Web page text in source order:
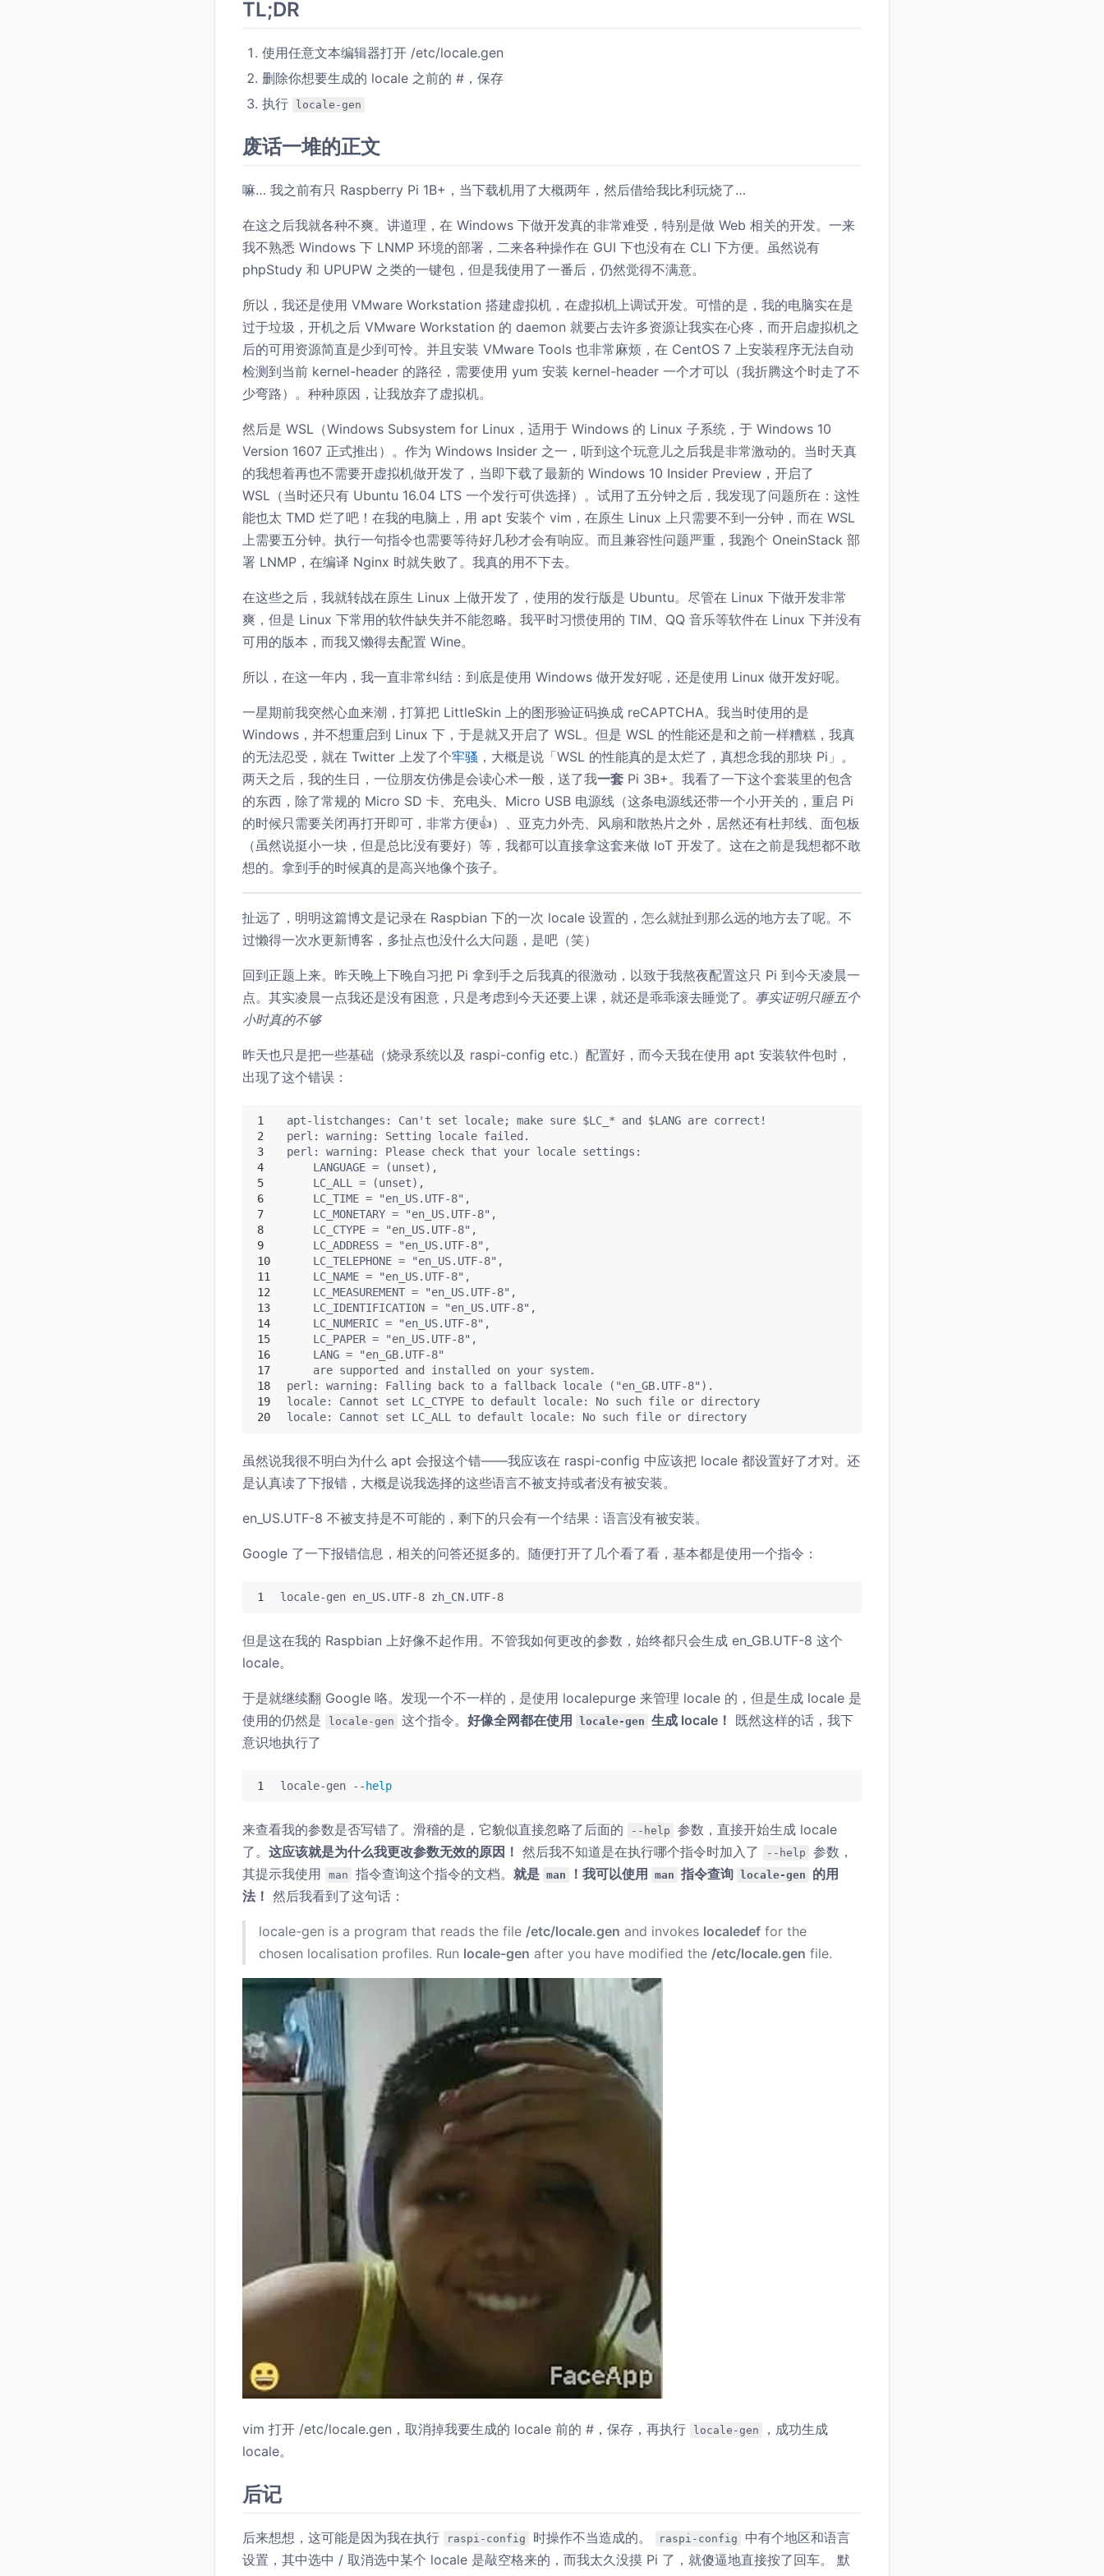
TL;DR
使用任意文本编辑器打开 /etc/locale.gen
删除你想要生成的 locale 之前的 #，保存
执行
locale-gen
废话一堆的正文
嘛… 我之前有只 Raspberry Pi 1B+，当下载机用了大概两年，然后借给我比利玩烧了…
在这之后我就各种不爽。讲道理，在 Windows 下做开发真的非常难受，特别是做 Web 相关的开发。一来
我不熟悉 Windows 下 LNMP 环境的部署，二来各种操作在 GUI 下也没有在 CLI 下方便。虽然说有
phpStudy 和 UPUPW 之类的一键包，但是我使用了一番后，仍然觉得不满意。
所以，我还是使用 VMware Workstation 搭建虚拟机，在虚拟机上调试开发。可惜的是，我的电脑实在是
过于垃圾，开机之后 VMware Workstation 的 daemon 就要占去许多资源让我实在心疼，而开启虚拟机之
后的可用资源简直是少到可怜。并且安装 VMware Tools 也非常麻烦，在 CentOS 7 上安装程序无法自动
检测到当前 kernel-header 的路径，需要使用 yum 安装 kernel-header 一个才可以（我折腾这个时走了不
少弯路）。种种原因，让我放弃了虚拟机。
然后是 WSL（Windows Subsystem for Linux，适用于 Windows 的 Linux 子系统，于 Windows 10
Version 1607 正式推出）。作为 Windows Insider 之一，听到这个玩意儿之后我是非常激动的。当时天真
的我想着再也不需要开虚拟机做开发了，当即下载了最新的 Windows 10 Insider Preview，开启了
WSL（当时还只有 Ubuntu 16.04 LTS 一个发行可供选择）。试用了五分钟之后，我发现了问题所在：这性
能也太 TMD 烂了吧！在我的电脑上，用 apt 安装个 vim，在原生 Linux 上只需要不到一分钟，而在 WSL
上需要五分钟。执行一句指令也需要等待好几秒才会有响应。而且兼容性问题严重，我跑个 OneinStack 部
署 LNMP，在编译 Nginx 时就失败了。我真的用不下去。
在这些之后，我就转战在原生 Linux 上做开发了，使用的发行版是 Ubuntu。尽管在 Linux 下做开发非常
爽，但是 Linux 下常用的软件缺失并不能忽略。我平时习惯使用的 TIM、QQ 音乐等软件在 Linux 下并没有
可用的版本，而我又懒得去配置 Wine。
所以，在这一年内，我一直非常纠结：到底是使用 Windows 做开发好呢，还是使用 Linux 做开发好呢。
一星期前我突然心血来潮，打算把 LittleSkin 上的图形验证码换成 reCAPTCHA。我当时使用的是
Windows，并不想重启到 Linux 下，于是就又开启了 WSL。但是 WSL 的性能还是和之前一样糟糕，我真
的无法忍受，就在 Twitter 上发了个牢骚 ，大概是说「WSL 的性能真的是太烂了，真想念我的那块 Pi」。
两天之后，我的生日，一位朋友仿佛是会读心术一般，送了我一套Pi 3B+。我看了一下这个套装里的包含
的东西，除了常规的 Micro SD 卡、充电头、Micro USB 电源线（这条电源线还带一个小开关的，重启 Pi
的时候只需要关闭再打开即可，非常方便👍）、亚克力外壳、风扇和散热片之外，居然还有杜邦线、面包板
（虽然说挺小一块，但是总比没有要好）等，我都可以直接拿这套来做 IoT 开发了。这在之前是我想都不敢
想的。拿到手的时候真的是高兴地像个孩子。
扯远了，明明这篇博文是记录在 Raspbian 下的一次 locale 设置的，怎么就扯到那么远的地方去了呢。不
过懒得一次水更新博客，多扯点也没什么大问题，是吧（笑）
回到正题上来。昨天晚上下晚自习把 Pi 拿到手之后我真的很激动，以致于我熬夜配置这只 Pi 到今天凌晨一
点。其实凌晨一点我还是没有困意，只是考虑到今天还要上课，就还是乖乖滚去睡觉了。 事实证明只睡五个
小时真的不够
昨天也只是把一些基础（烧录系统以及 raspi-config etc.）配置好，而今天我在使用 apt 安装软件包时，
出现了这个错误：
1
2
3
4
5
6
7
8
9
10
11
12
13
14
15
16
17
18
19
20
apt-listchanges: Can't set locale; make sure $LC_* and $LANG are correct!
perl: warning: Setting locale failed.
perl: warning: Please check that your locale settings:
    LANGUAGE = (unset),
    LC_ALL = (unset),
    LC_TIME = "en_US.UTF-8",
    LC_MONETARY = "en_US.UTF-8",
    LC_CTYPE = "en_US.UTF-8",
    LC_ADDRESS = "en_US.UTF-8",
    LC_TELEPHONE = "en_US.UTF-8",
    LC_NAME = "en_US.UTF-8",
    LC_MEASUREMENT = "en_US.UTF-8",
    LC_IDENTIFICATION = "en_US.UTF-8",
    LC_NUMERIC = "en_US.UTF-8",
    LC_PAPER = "en_US.UTF-8",
    LANG = "en_GB.UTF-8"
    are supported and installed on your system.
perl: warning: Falling back to a fallback locale ("en_GB.UTF-8").
locale: Cannot set LC_CTYPE to default locale: No such file or directory
locale: Cannot set LC_ALL to default locale: No such file or directory
虽然说我很不明白为什么 apt 会报这个错——我应该在 raspi-config 中应该把 locale 都设置好了才对。还
是认真读了下报错，大概是说我选择的这些语言不被支持或者没有被安装。
en_US.UTF-8 不被支持是不可能的，剩下的只会有一个结果：语言没有被安装。
Google 了一下报错信息，相关的问答还挺多的。随便打开了几个看了看，基本都是使用一个指令：
1 locale-gen en_US.UTF-8 zh_CN.UTF-8
但是这在我的 Raspbian 上好像不起作用。不管我如何更改的参数，始终都只会生成 en_GB.UTF-8 这个
locale。
于是就继续翻 Google 咯。发现一个不一样的，是使用 localepurge 来管理 locale 的，但是生成 locale 是
使用的仍然是
locale-gen 这个指令。 好像全网都在使用 locale-gen 生成 locale！ 既然这样的话，我下
意识地执行了
1 locale-gen -- help
来查看我的参数是否写错了。滑稽的是，它貌似直接忽略了后面的 --help
参数，直接开始生成 locale
了。 这应该就是为什么我更改参数无效的原因！ 然后我不知道是在执行哪个指令时加入了 --help
参数，
其提示我使用
man 指令查询这个指令的文档。 就是 man ！我可以使用 man 指令查询 locale-gen
的用
法！ 然后我看到了这句话：
locale-gen is a program that reads the file /etc/locale.gen and invokes localedeffor the
chosen localisation profiles. Run locale-gen after you have modified the /etc/locale.gen file.
vim 打开 /etc/locale.gen，取消掉我要生成的 locale 前的 #，保存，再执行 locale-gen
，成功生成
locale。
后记
后来想想，这可能是因为我在执行 raspi-config 时操作不当造成的。 raspi-config
中有个地区和语言
设置，其中选中 / 取消选中某个 locale 是敲空格来的，而我太久没摸 Pi 了，就傻逼地直接按了回车。 默